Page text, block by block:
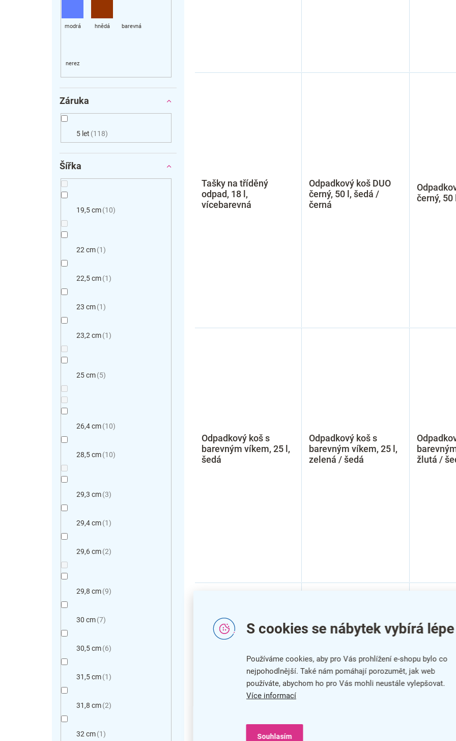
S cookies se nábytek vybírá lépe
Používáme cookies, aby pro Vás prohlížení e-shopu bylo co
nejpohodlnější. Také nám pomáhají porozumět, jak web
používáte, abychom ho pro Vás mohli neustále vylepšovat.
Více informací
Souhlasím
Záruka
5 let 118
Šířka
19,5 cm 10
22 cm 1
22,5 cm 1
23 cm 1
23,2 cm 1
25 cm 5
26,4 cm 10
28,5 cm 10
29,3 cm 3
29,4 cm 1
29,6 cm 2
29,8 cm 9
30 cm 7
30,5 cm 6
31,5 cm 1
31,8 cm 2
32 cm 1
Tašky na tříděný
odpad, 18 l,
vícebarevná
Odpadkový koš DUO
černý, 50 l, šedá /
černá
černý, 50
Odpadkový koš s
barevným víkem, 25 l,
šedá
Odpadkový koš s
barevným víkem, 25 l,
zelená / šedá
žlutá /
Odpadkový koš s